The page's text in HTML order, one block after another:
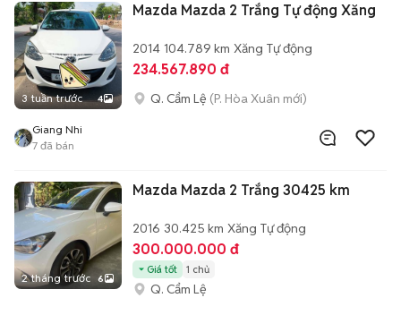
3 tuần trước 4
Mazda Mazda 2 Trắng Tự động Xăng
2014 104.789 km Xăng Tự động
234.567.890 đ
Q. Cẩm Lệ (P. Hòa Xuân mới)
Giang Nhi
7 đã bán
2 tháng trước 6
Mazda Mazda 2 Trắng 30425 km
2016 30.425 km Xăng Tự động
300.000.000 đ
Giá tốt 1 chủ
Q. Cẩm Lệ